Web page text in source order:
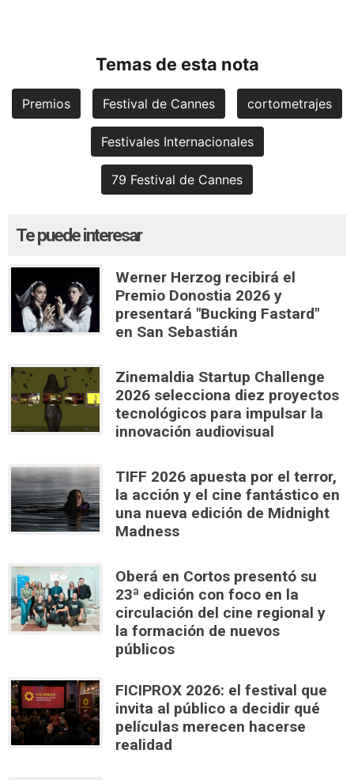
Temas de esta nota
Premios Festival de Cannes cortometrajes
Festivales Internacionales
79 Festival de Cannes
Te puede interesar
Werner Herzog recibirá el
Premio Donostia 2026 y
presentará "Bucking Fastard"
en San Sebastián
Zinemaldia Startup Challenge
2026 selecciona diez proyectos
tecnológicos para impulsar la
innovación audiovisual
TIFF 2026 apuesta por el terror,
la acción y el cine fantástico en
una nueva edición de Midnight
Madness
Oberá en Cortos presentó su
23ª edición con foco en la
circulación del cine regional y
la formación de nuevos
públicos
FICIPROX 2026: el festival que
invita al público a decidir qué
películas merecen hacerse
realidad